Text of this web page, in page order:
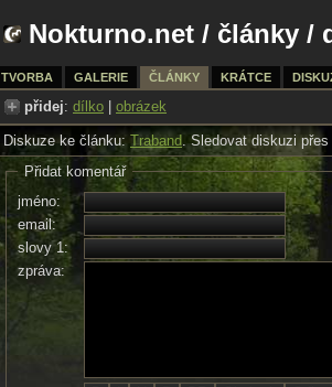
Nokturno.net / články /
TVORBA GALERIE ČLÁNKY KRÁTCE
přidej: dílko obrázek
Diskuze ke článku: Traband. Sledovat diskuzi přes
Přidat komentář
jméno:
email:
slovy 1:
zpráva: